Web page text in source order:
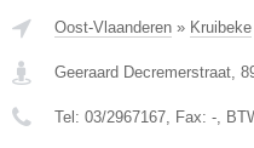
Oost-Vlaanderen » Kruibeke
Geeraard Decremerstraat,
Tel: 03/2967167 , Fax: - ,